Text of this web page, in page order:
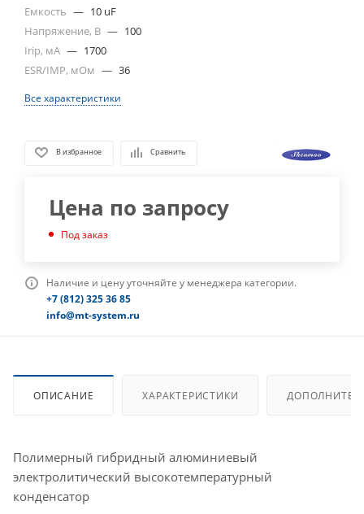
Емкость — 10 uF
Напряжение, В — 100
Irip, мА — 1700
ESR/IMP, мОм — 36
Все характеристики
В избранное Сравнить
Цена по запросу
Под заказ
Наличие и цену уточняйте у менеджера категории.
+7 (812) 325 36 85
info@mt-system.ru
ОПИСАНИЕ ХАРАКТЕРИСТИКИ
Полимерный гибридный алюминиевый
электролитический высокотемпературный
конденсатор